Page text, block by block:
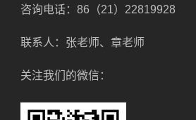
咨询电话：86（21）22819928
联系人：张老师、章老师
关注我们的微信：